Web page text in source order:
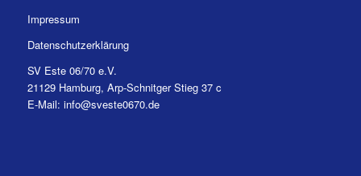
Impressum
Datenschutzerklärung
SV Este 06/70 e.V.
21129 Hamburg, Arp-Schnitger Stieg 37 c
E-Mail: info@sveste0670.de